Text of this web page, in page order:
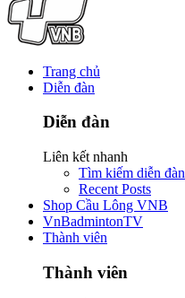
Trang chủ
Diễn đàn
Diễn đàn
Liên kết nhanh
Tìm kiếm diễn đàn
Recent Posts
Shop Cầu Lông VNB
VnBadmintonTV
Thành viên
Thành viên